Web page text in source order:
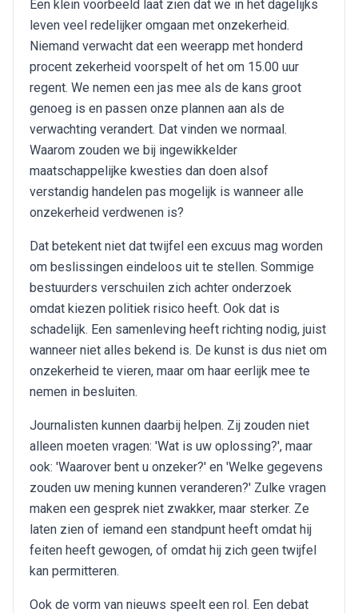
Een klein voorbeeld laat zien dat we in het dagelijks
leven veel redelijker omgaan met onzekerheid.
Niemand verwacht dat een weerapp met honderd
procent zekerheid voorspelt of het om 15.00 uur
regent. We nemen een jas mee als de kans groot
genoeg is en passen onze plannen aan als de
verwachting verandert. Dat vinden we normaal.
Waarom zouden we bij ingewikkelder
maatschappelijke kwesties dan doen alsof
verstandig handelen pas mogelijk is wanneer alle
onzekerheid verdwenen is?
Dat betekent niet dat twijfel een excuus mag worden
om beslissingen eindeloos uit te stellen. Sommige
bestuurders verschuilen zich achter onderzoek
omdat kiezen politiek risico heeft. Ook dat is
schadelijk. Een samenleving heeft richting nodig, juist
wanneer niet alles bekend is. De kunst is dus niet om
onzekerheid te vieren, maar om haar eerlijk mee te
nemen in besluiten.
Journalisten kunnen daarbij helpen. Zij zouden niet
alleen moeten vragen: 'Wat is uw oplossing?', maar
ook: 'Waarover bent u onzeker?' en 'Welke gegevens
zouden uw mening kunnen veranderen?' Zulke vragen
maken een gesprek niet zwakker, maar sterker. Ze
laten zien of iemand een standpunt heeft omdat hij
feiten heeft gewogen, of omdat hij zich geen twijfel
kan permitteren.
Ook de vorm van nieuws speelt een rol. Een debat